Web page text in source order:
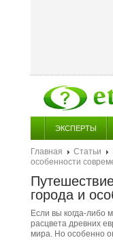
ЭКСПЕРТЫ
Главная Статьи
особенности
города и
Если вы когда-либо
расцвета древних
мира. Но особенно